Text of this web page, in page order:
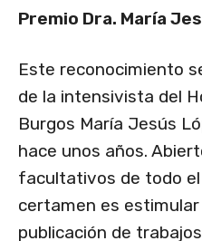
Premio Dra. María
Este reconocimiento
de la intensivista del
Burgos María Jesús
hace unos años.
facultativos de todo
certamen es
publicación de